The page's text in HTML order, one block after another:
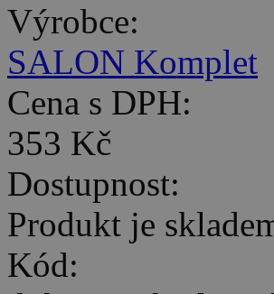
Výrobce:
SALON Komplet
Cena s DPH:
353 Kč
Dostupnost:
Produkt je
Kód: